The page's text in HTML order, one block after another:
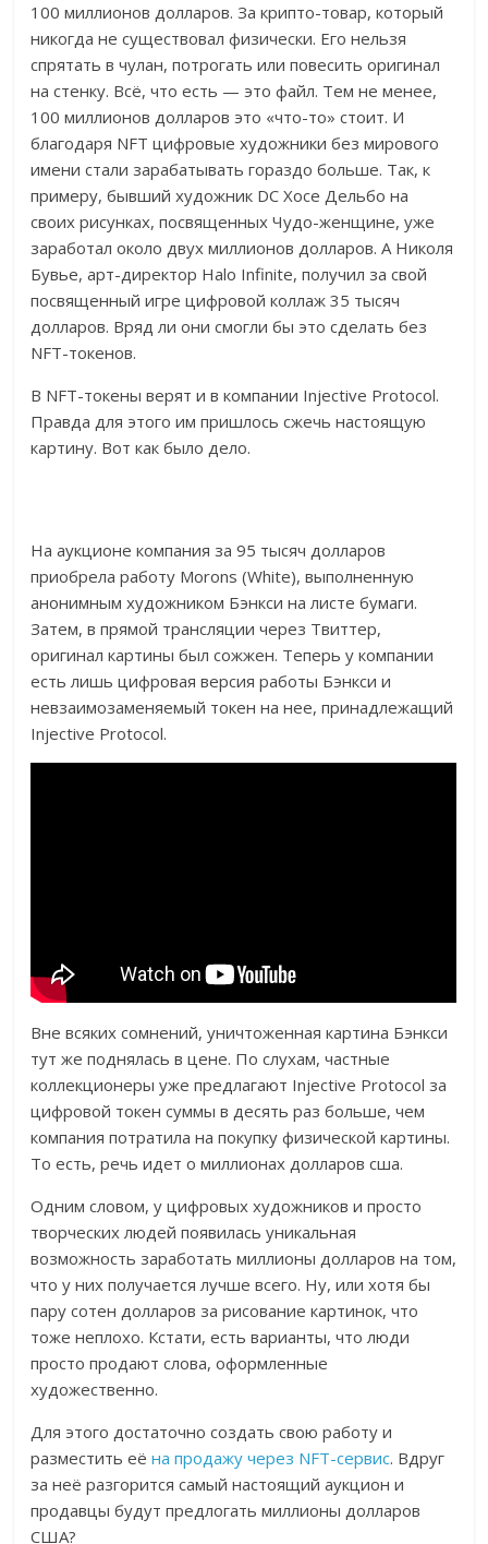
100 миллионов долларов. За крипто-товар, который
никогда не существовал физически. Его нельзя
спрятать в чулан, потрогать или повесить оригинал
на стенку. Всё, что есть — это файл. Тем не менее,
100 миллионов долларов это «что-то» стоит. И
благодаря NFT цифровые художники без мирового
имени стали зарабатывать гораздо больше. Так, к
примеру, бывший художник DC Хосе Дельбо на
своих рисунках, посвященных Чудо-женщине, уже
заработал около двух миллионов долларов. А Николя
Бувье, арт-директор Halo Infinite, получил за свой
посвященный игре цифровой коллаж 35 тысяч
долларов. Вряд ли они смогли бы это сделать без
NFT-токенов.
В NFT-токены верят и в компании Injective Protocol.
Правда для этого им пришлось сжечь настоящую
картину. Вот как было дело.
На аукционе компания за 95 тысяч долларов
приобрела работу Morons (White), выполненную
анонимным художником Бэнкси на листе бумаги.
Затем, в прямой трансляции через Твиттер,
оригинал картины был сожжен. Теперь у компании
есть лишь цифровая версия работы Бэнкси и
невзаимозаменяемый токен на нее, принадлежащий
Injective Protocol.
Вне всяких сомнений, уничтоженная картина Бэнкси
тут же поднялась в цене. По слухам, частные
коллекционеры уже предлагают Injective Protocol за
цифровой токен суммы в десять раз больше, чем
компания потратила на покупку физической картины.
То есть, речь идет о миллионах долларов сша.
Одним словом, у цифровых художников и просто
творческих людей появилась уникальная
возможность заработать миллионы долларов на том,
что у них получается лучше всего. Ну, или хотя бы
пару сотен долларов за рисование картинок, что
тоже неплохо. Кстати, есть варианты, что люди
просто продают слова, оформленные
художественно.
Для этого достаточно создать свою работу и
разместить еёна продажу через NFT-сервис. Вдруг
за неё разгорится самый настоящий аукцион и
продавцы будут предлогать миллионы долларов
США?